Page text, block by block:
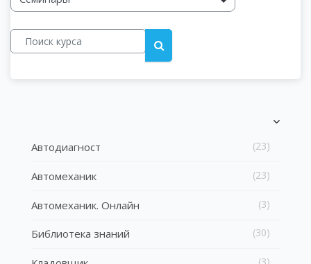
Категории курсов
Поиск курса
Поиск курса
Автодиагност
(23)
Автомеханик (23)
Автомеханик. Онлайн (3)
Библиотека знаний (30)